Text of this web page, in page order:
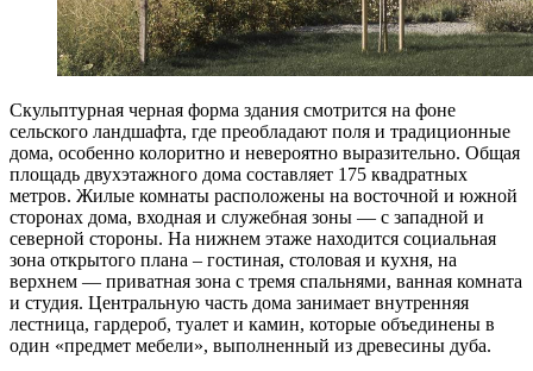
Скульптурная черная форма здания смотрится на фоне
сельского ландшафта, где преобладают поля и традиционные
дома, особенно колоритно и невероятно выразительно. Общая
площадь двухэтажного дома составляет 175 квадратных
метров. Жилые комнаты расположены на восточной и южной
сторонах дома, входная и служебная зоны — с западной и
северной стороны. На нижнем этаже находится социальная
зона открытого плана – гостиная, столовая и кухня, на
верхнем — приватная зона с тремя спальнями, ванная комната
и студия. Центральную часть дома занимает внутренняя
лестница, гардероб, туалет и камин, которые объединены в
один «предмет мебели», выполненный из древесины дуба.